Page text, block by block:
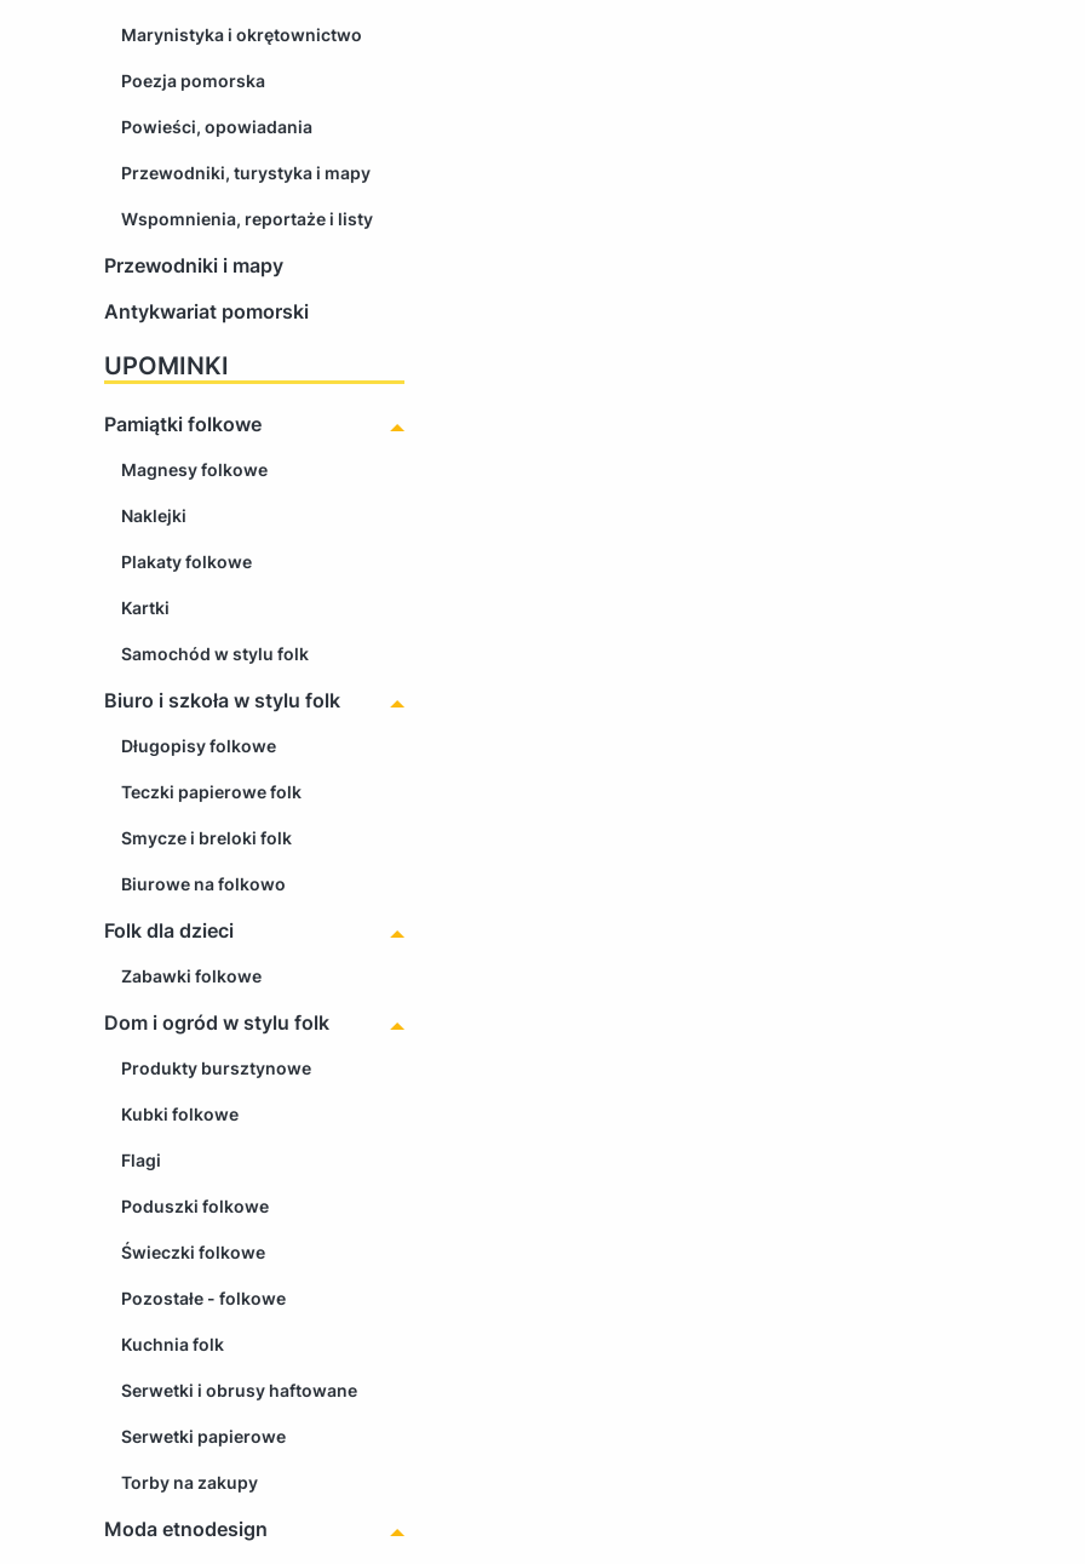
Marynistyka i okrętownictwo
Poezja pomorska
Powieści, opowiadania
Przewodniki, turystyka i mapy
Wspomnienia, reportaże i listy
Przewodniki i mapy
Antykwariat pomorski
UPOMINKI
Pamiątki folkowe
Magnesy folkowe
Naklejki
Plakaty folkowe
Kartki
Samochód w stylu folk
Biuro i szkoła w stylu folk
Długopisy folkowe
Teczki papierowe folk
Smycze i breloki folk
Biurowe na folkowo
Folk dla dzieci
Zabawki folkowe
Dom i ogród w stylu folk
Produkty bursztynowe
Kubki folkowe
Flagi
Poduszki folkowe
Świeczki folkowe
Pozostałe - folkowe
Kuchnia folk
Serwetki i obrusy haftowane
Serwetki papierowe
Torby na zakupy
Moda etnodesign